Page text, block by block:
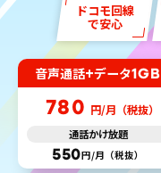
ドコモ回線
で安心
音声通話+データ1GB
780 円/月（税抜）
通話かけ放題
550円/月（税抜）